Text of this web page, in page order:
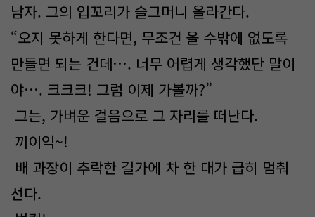
남자. 그의 입꼬리가 슬그머니 올라간다.
“오지 못하게 한다면, 무조건 올 수밖에 없도록
만들면 되는 건데…. 너무 어렵게 생각했단 말이
야…. 크크크! 그럼 이제 가볼까?”
그는, 가벼운 걸음으로 그 자리를 떠난다.
끼이익~!
배 과장이 추락한 길가에 차 한 대가 급히 멈춰
선다.